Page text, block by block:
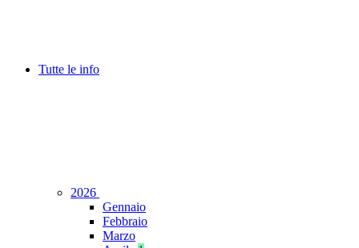
Tutte le info
2026
Gennaio
Febbraio
Marzo